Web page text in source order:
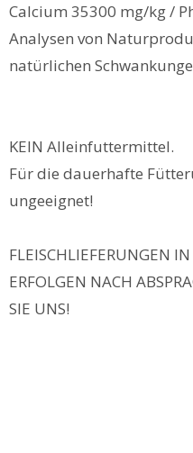
Calcium 35300 mg/kg /
Analysen von
natürlichen
KEIN Alleinfuttermittel.
Für die dauerhafte
ungeeignet!
FLEISCHLIEFERUNGEN
ERFOLGEN NACH
SIE UNS!